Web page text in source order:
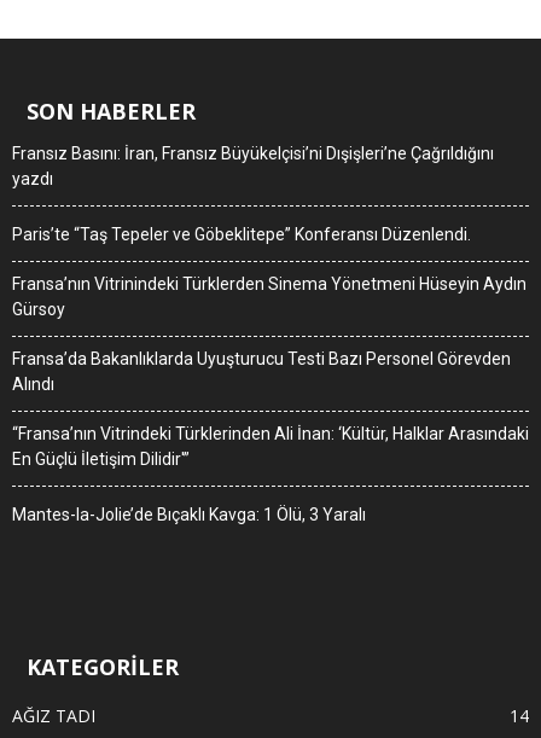
SON HABERLER
Fransız Basını: İran, Fransız Büyükelçisi’ni Dışişleri’ne Çağrıldığını
yazdı
Paris’te “Taş Tepeler ve Göbeklitepe” Konferansı Düzenlendi.
Fransa’nın Vitrinindeki Türklerden Sinema Yönetmeni Hüseyin Aydın
Gürsoy
Fransa’da Bakanlıklarda Uyuşturucu Testi Bazı Personel Görevden
Alındı
“Fransa’nın Vitrindeki Türklerinden Ali İnan: ‘Kültür, Halklar Arasındaki
En Güçlü İletişim Dilidir'”
Mantes-la-Jolie’de Bıçaklı Kavga: 1 Ölü, 3 Yaralı
KATEGORİLER
AĞIZ TADI
14